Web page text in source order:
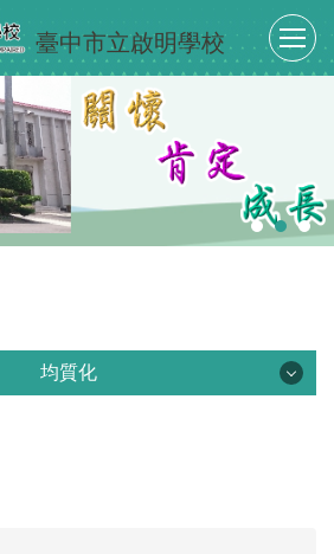
臺中市立啟明學校
均質化